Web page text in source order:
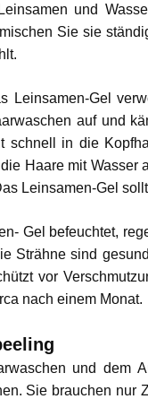
und
Sie sie
Leinsamen-Gel
auf und
schnell in die
Haare mit Wasser
Leinsamen-Gel
Gel befeuchtet,
Strähne sind
vor
nach einem Monat.
und dem
Sie brauchen nur